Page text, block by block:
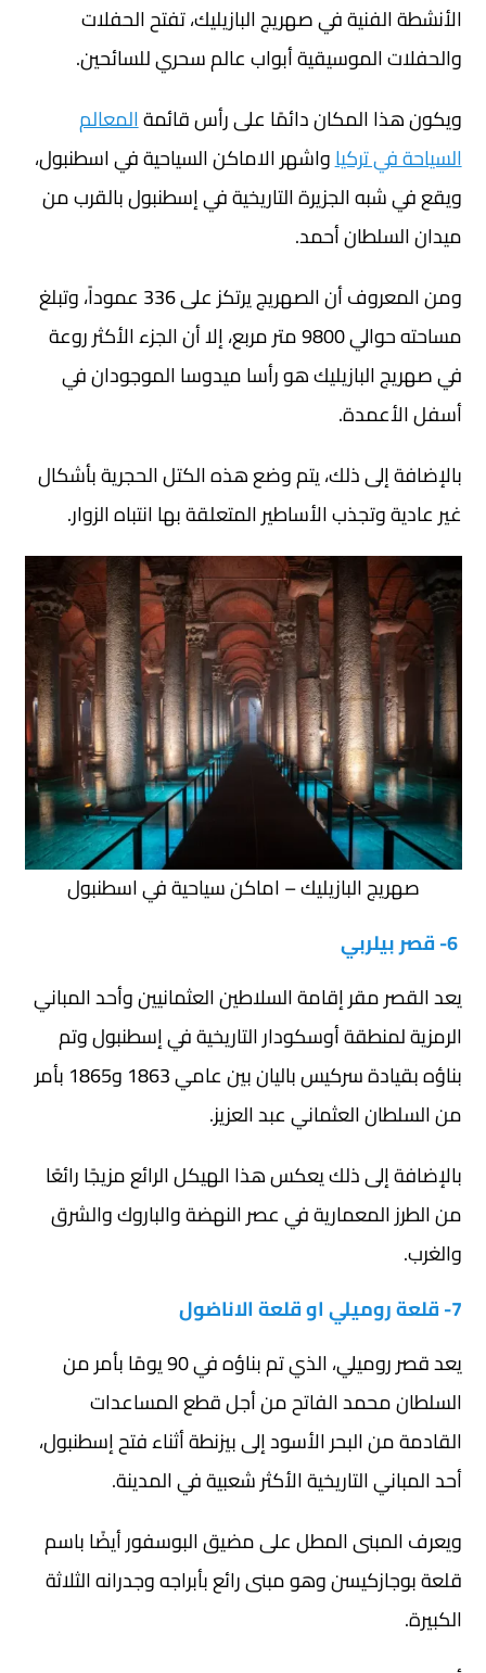
الأنشطة الفنية في صهريج البازيليك، تفتح الحفلات
والحفلات الموسيقية أبواب عالم سحري للسائحين.
ويكون هذا المكان دائمًا على رأس قائمةالمعالم
السياحة في تركياواشهر الاماكن السياحية في اسطنبول،
ويقع في شبه الجزيرة التاريخية في إسطنبول بالقرب من
ميدان السلطان أحمد.
ومن المعروف أن الصهريج يرتكز على 336 عموداً، وتبلغ
مساحته حوالي 9800 متر مربع، إلا أن الجزء الأكثر روعة
في صهريج البازيليك هو رأسا ميدوسا الموجودان في
أسفل الأعمدة.
بالإضافة إلى ذلك، يتم وضع هذه الكتل الحجرية بأشكال
غير عادية وتجذب الأساطير المتعلقة بها انتباه الزوار.
صهريج البازيليك – اماكن سياحية في اسطنبول
6- قصر بيلربي
يعد القصر مقر إقامة السلاطين العثمانيين وأحد المباني
الرمزية لمنطقة أوسكودار التاريخية في إسطنبول وتم
بناؤه بقيادة سركيس باليان بين عامي 1863 و1865 بأمر
من السلطان العثماني عبد العزيز.
بالإضافة إلى ذلك يعكس هذا الهيكل الرائع مزيجًا رائعًا
من الطرز المعمارية في عصر النهضة والباروك والشرق
والغرب.
7- قلعة روميلي او قلعة الاناضول
يعد قصر روميلي، الذي تم بناؤه في 90 يومًا بأمر من
السلطان محمد الفاتح من أجل قطع المساعدات
القادمة من البحر الأسود إلى بيزنطة أثناء فتح إسطنبول،
أحد المباني التاريخية الأكثر شعبية في المدينة.
ويعرف المبنى المطل على مضيق البوسفور أيضًا باسم
قلعة بوجازكيسن وهو مبنى رائع بأبراجه وجدرانه الثلاثة
الكبيرة.